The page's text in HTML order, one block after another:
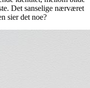
Det sanselige nærværet
sier det noe?